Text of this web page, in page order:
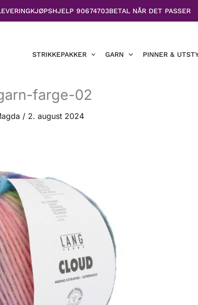
KJØPSHJELP 90674703BETAL NÅR DET PASSER
STRIKKEPAKKER GARN PINNER &
farge-02
/ 2. august 2024